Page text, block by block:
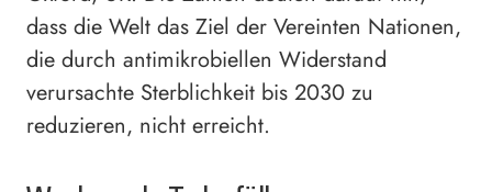
dass die Welt das Ziel der Vereinten Nationen,
die durch antimikrobiellen Widerstand
verursachte Sterblichkeit bis 2030 zu
reduzieren, nicht erreicht.